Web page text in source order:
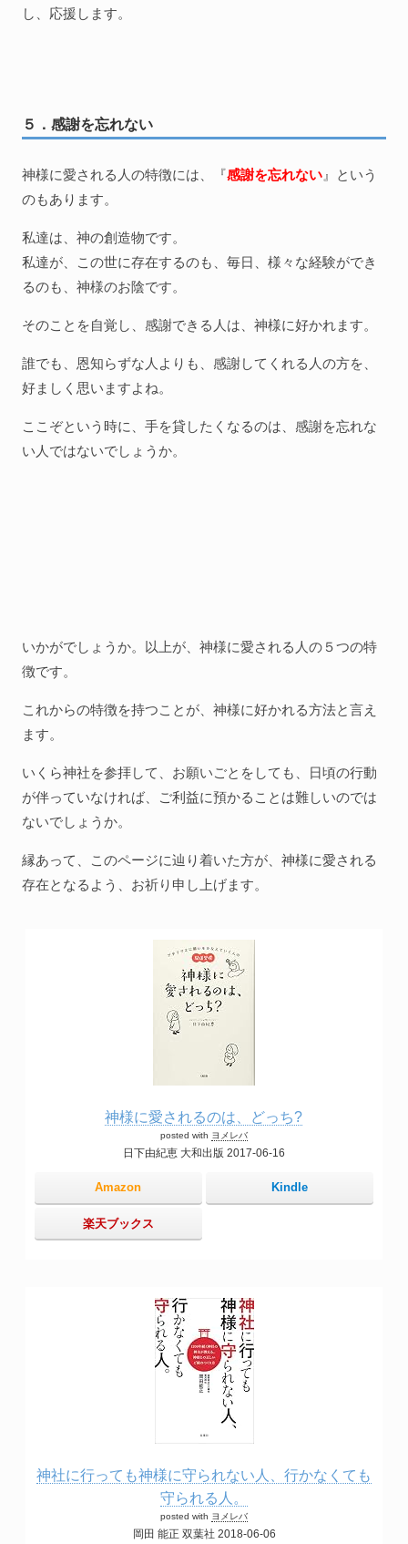
し、応援します。
５．感謝を忘れない
神様に愛される人の特徴には、『感謝を忘れない 』という
のもあります。
私達は、神の創造物です。
私達が、この世に存在するのも、毎日、様々な経験ができ
るのも、神様のお陰です。
そのことを自覚し、感謝できる人は、神様に好かれます。
誰でも、恩知らずな人よりも、感謝してくれる人の方を、
好ましく思いますよね。
ここぞという時に、手を貸したくなるのは、感謝を忘れな
い人ではないでしょうか。
いかがでしょうか。以上が、神様に愛される人の５つの特
徴です。
これからの特徴を持つことが、神様に好かれる方法と言え
ます。
いくら神社を参拝して、お願いごとをしても、日頃の行動
が伴っていなければ、ご利益に預かることは難しいのでは
ないでしょうか。
縁あって、このページに辿り着いた方が、神様に愛される
存在となるよう、お祈り申し上げます。
神様に愛されるのは、どっち?
posted with ヨメレバ
日下由紀恵 大和出版 2017-06-16
Amazon Kindle
楽天ブックス
神社に行っても神様に守られない人、行かなくても
守られる人。
posted with ヨメレバ
岡田 能正 双葉社 2018-06-06